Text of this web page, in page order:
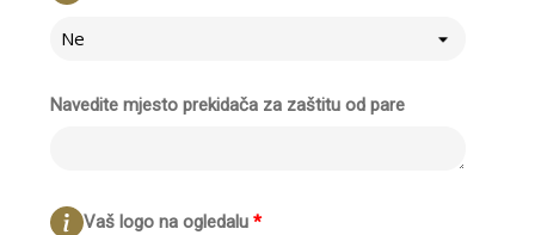
Ne
Navedite mjesto prekidača za zaštitu od pare
*
Vaš logo na ogledalu